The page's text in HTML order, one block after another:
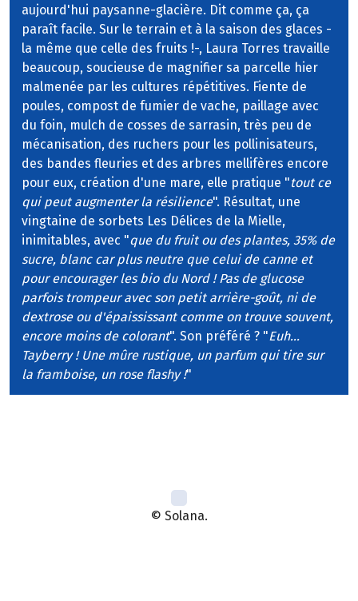
aujourd'hui paysanne-glacière. Dit comme ça, ça
paraît facile. Sur le terrain et à la saison des glaces -
la même que celle des fruits !-, Laura Torres travaille
beaucoup, soucieuse de magnifier sa parcelle hier
malmenée par les cultures répétitives. Fiente de
poules, compost de fumier de vache, paillage avec
du foin, mulch de cosses de sarrasin, très peu de
mécanisation, des ruchers pour les pollinisateurs,
des bandes fleuries et des arbres mellifères encore
pour eux, création d'une mare, elle pratique "tout ce
qui peut augmenter la résilience". Résultat, une
vingtaine de sorbets Les Délices de la Mielle,
inimitables, avec "que du fruit ou des plantes, 35% de
sucre, blanc car plus neutre que celui de canne et
pour encourager les bio du Nord ! Pas de glucose
parfois trompeur avec son petit arrière-goût, ni de
dextrose ou d'épaississant comme on trouve souvent,
encore moins de colorant". Son préféré ? "Euh...
Tayberry ! Une mûre rustique, un parfum qui tire sur
la framboise, un rose flashy !"
© Solana.